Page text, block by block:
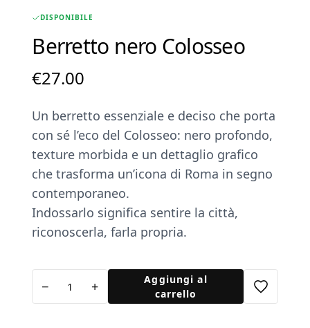
DISPONIBILE
Berretto nero Colosseo
€27.00
Un berretto essenziale e deciso che porta
con sé l’eco del Colosseo: nero profondo,
texture morbida e un dettaglio grafico
che trasforma un’icona di Roma in segno
contemporaneo.
Indossarlo significa sentire la città,
riconoscerla, farla propria.
− +
Aggiungi al
carrello